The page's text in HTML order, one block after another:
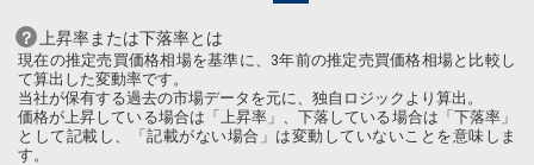
上昇率または下落率とは
現在の推定売買価格相場を基準に、3年前の推定売買価格相場と比較し
て算出した変動率です。
当社が保有する過去の市場データを元に、独自ロジックより算出。
価格が上昇している場合は「上昇率」、下落している場合は「下落率」
として記載し、「記載がない場合」は変動していないことを意味しま
す。